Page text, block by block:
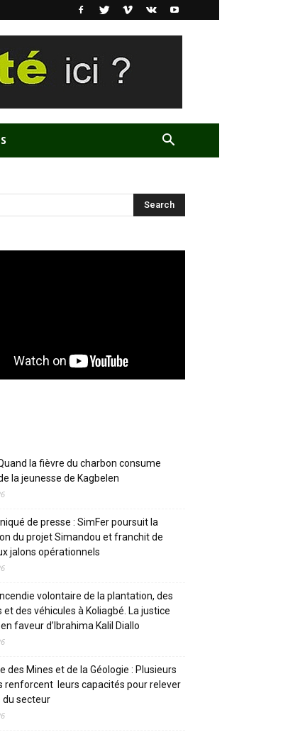
la fièvre du charbon consume
la jeunesse de Kagbelen
de presse : SimFer poursuit la
du projet Simandou et franchit de
jalons opérationnels
volontaire de la plantation, des
et des véhicules à Koliagbé. La justice
faveur d’Ibrahima Kalil Diallo
des Mines et de la Géologie : Plusieurs
renforcent leurs capacités pour relever
du secteur